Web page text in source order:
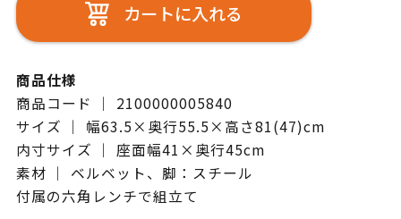
カートに入れる
商品仕様
商品コード ｜ 2100000005840
サイズ ｜ 幅63.5×奥行55.5×高さ81(47)cm
内寸サイズ ｜ 座面幅41×奥行45cm
素材 ｜ ベルベット、脚：スチール
付属の六角レンチで組立て